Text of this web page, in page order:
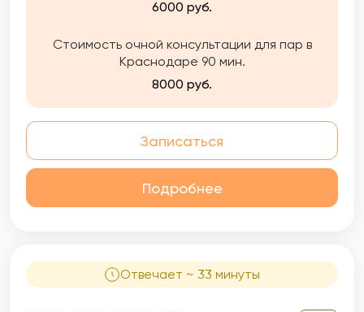
6000 руб.
Стоимость очной консультации для пар в
Краснодаре 90 мин.
8000 руб.
Записаться
Подробнее
Отвечает ~ 33 минуты